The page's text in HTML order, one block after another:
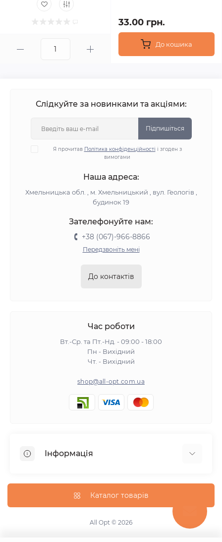
33.00 грн.
До кошика
Слідкуйте за новинками та акціями:
Підпишіться
Я прочитав Політика конфіденційності і згоден з
вимогами
Наша адреса:
Хмельницька обл. , м. Хмельницький , вул. Геологів ,
будинок 19
Зателефонуйте нам:
+38 (067)-966-8866
Передзвоніть мені
До контактів
Час роботи
Вт.-Ср. та Пт.-Нд. - 09:00 - 18:00
Пн - Вихідний
Чт. - Вихідний
shop@all-opt.com.ua
Інформація
Оплата та доставка
Повернення та обмін
Політика конфіденційності
Каталог товарів
All Opt © 2026